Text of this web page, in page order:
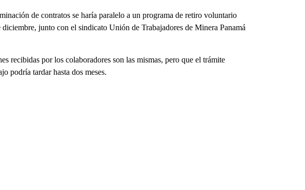
de contratos se haría paralelo a un programa de retiro voluntario
diciembre, junto con el sindicato Unión de Trabajadores de Minera Panamá
recibidas por los colaboradores son las mismas, pero que el trámite
podría tardar hasta dos meses.